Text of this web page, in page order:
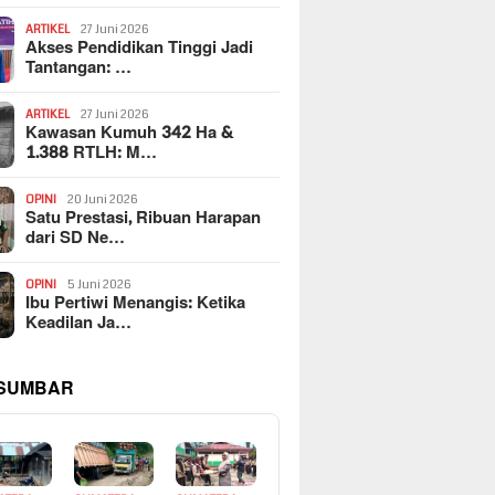
ARTIKEL 27 Juni 2026
Akses Pendidikan Tinggi Jadi
Tantangan: …
ARTIKEL 27 Juni 2026
Kawasan Kumuh 342 Ha &
1.388 RTLH: M…
OPINI 20 Juni 2026
Satu Prestasi, Ribuan Harapan
dari SD Ne…
OPINI 5 Juni 2026
Ibu Pertiwi Menangis: Ketika
Keadilan Ja…